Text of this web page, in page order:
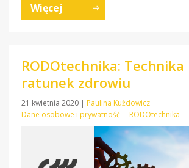
Więcej
RODOtechnika: Technika
ratunek zdrowiu
21 kwietnia 2020 | Paulina Kużdowicz
Dane osobowe i prywatność
RODOtechnika